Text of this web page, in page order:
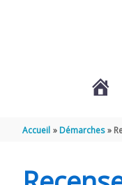
Accueil Démarches